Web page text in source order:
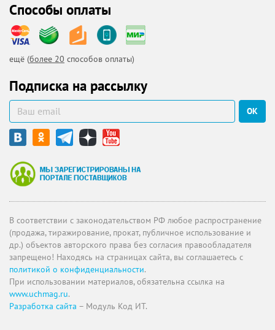
Способы оплаты
ещё (более 20 способов оплаты)
Подписка на рассылку
ОК
В соответствии с законодательством РФ любое распространение
(продажа, тиражирование, прокат, публичное использование и
др.) объектов авторского права без согласия правообладателя
запрещено! Находясь на страницах сайта, вы соглашаетесь с
политикой о конфиденциальности.
При использовании материалов, обязательна ссылка на
www.uchmag.ru.
Разработка сайта – Модуль Код ИТ.